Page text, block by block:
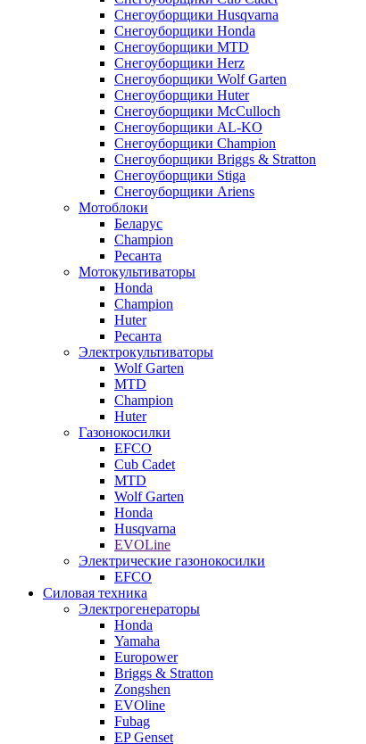
Снегоуборщики Husqvarna
Снегоуборщики Honda
Снегоуборщики MTD
Снегоуборщики Herz
Снегоуборщики Wolf Garten
Снегоуборщики Huter
Снегоуборщики McCulloch
Снегоуборщики AL-KO
Снегоуборщики Champion
Снегоуборщики Briggs & Stratton
Снегоуборщики Stiga
Снегоуборщики Ariens
Мотоблоки
Беларус
Champion
Ресанта
Мотокультиваторы
Honda
Champion
Huter
Ресанта
Электрокультиваторы
Wolf Garten
MTD
Champion
Huter
Газонокосилки
EFCO
Cub Cadet
MTD
Wolf Garten
Honda
Husqvarna
EVOLine
Электрические газонокосилки
EFCO
Силовая техника
Электрогенераторы
Honda
Yamaha
Europower
Briggs & Stratton
Zongshen
EVOline
Fubag
EP Genset